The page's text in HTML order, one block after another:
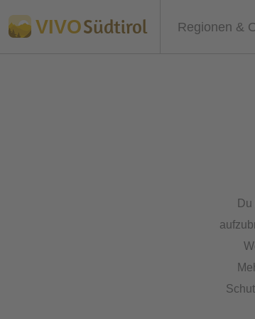
VIVOSüdtirol Regionen &